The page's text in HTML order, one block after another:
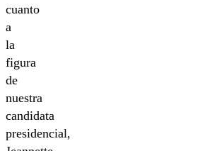
cuanto
a
la
figura
de
nuestra
candidata
presidencial,